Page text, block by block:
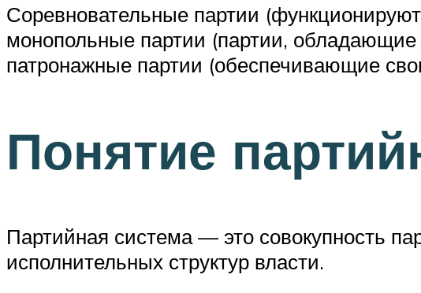
Соревновательные партии
монопольные партии (партии,
патронажные партии (обеспечивающие
Понятие
Партийная система — это совокупность
исполнительных структур власти.